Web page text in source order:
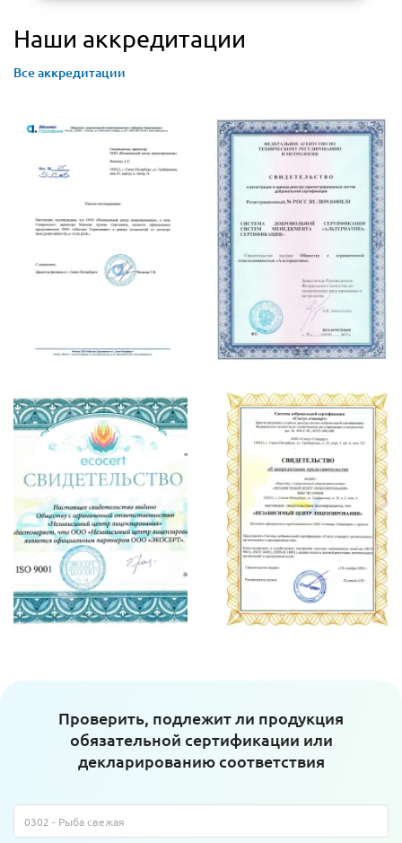
Наши аккредитации
Все аккредитации
Проверить, подлежит ли продукция
обязательной сертификации или
декларированию соответствия